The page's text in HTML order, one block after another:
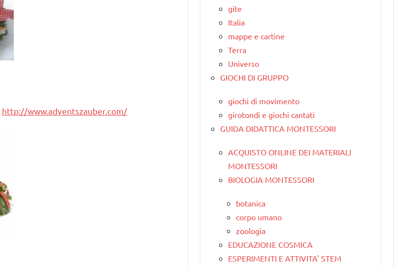
http://www.adventszauber.com/
gite
Italia
mappe e cartine
Terra
Universo
GIOCHI DI GRUPPO
giochi di movimento
girotondi e giochi cantati
GUIDA DIDATTICA MONTESSORI
ACQUISTO ONLINE DEI MATERIALI
MONTESSORI
BIOLOGIA MONTESSORI
botanica
corpo umano
zoologia
EDUCAZIONE COSMICA
ESPERIMENTI E ATTIVITA' STEM